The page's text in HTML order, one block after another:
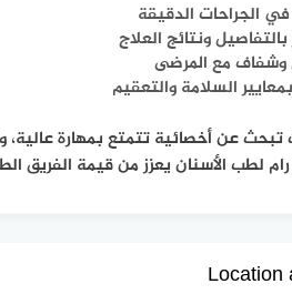
الجراحات الدقيقة
ونتائج العلاج
وشفاف مع المرضى
السلامة والتعقيم
عن أخصائية تتمتع بمهارة عالية،
لطب الأسنان يعزز من قيمة الفريق
Location